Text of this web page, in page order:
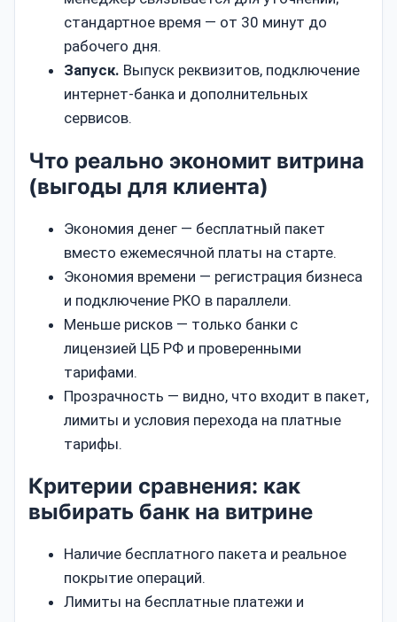
стандартное время — от 30 минут до
рабочего дня.
Запуск. Выпуск реквизитов, подключение
интернет‑банка и дополнительных
сервисов.
Что реально экономит витрина
(выгоды для клиента)
Экономия денег — бесплатный пакет
вместо ежемесячной платы на старте.
Экономия времени — регистрация бизнеса
и подключение РКО в параллели.
Меньше рисков — только банки с
лицензией ЦБ РФ и проверенными
тарифами.
Прозрачность — видно, что входит в пакет,
лимиты и условия перехода на платные
тарифы.
Критерии сравнения: как
выбирать банк на витрине
Наличие бесплатного пакета и реальное
покрытие операций.
Лимиты на бесплатные платежи и